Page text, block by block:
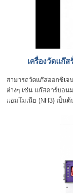
เครื่องวัดแก๊
สามารถวัดแก๊สออกซิเจ
ต่างๆ เช่น แก๊สคาร์บอ
แอมโมเนีย (NH3) เป็นต้